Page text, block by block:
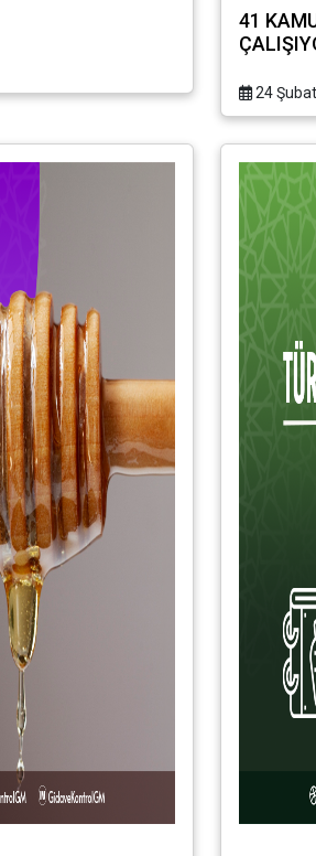
41
24